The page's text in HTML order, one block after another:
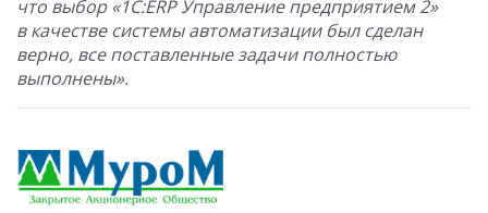
что выбор «1C:ERP Управление предприятием 2»
в качестве системы автоматизации был сделан
верно, все поставленные задачи полностью
выполнены».